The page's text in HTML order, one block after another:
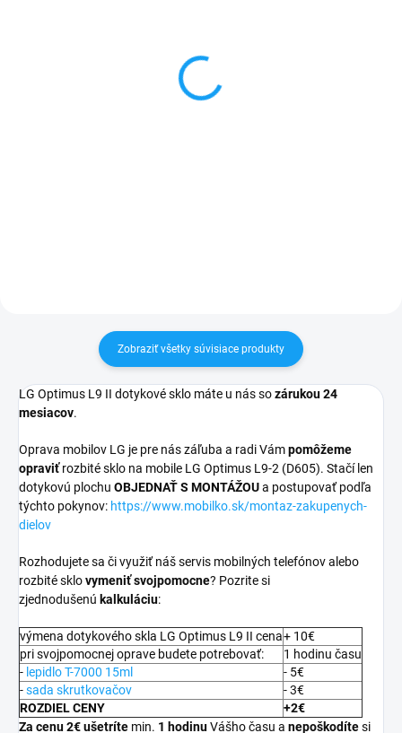
Zobraziť všetky súvisiace produkty
LG Optimus L9 II dotykové sklo máte u nás sozárukou 24
mesiacov.
Oprava mobilov LG je pre nás záľuba a radi Vámpomôžeme
opraviť rozbité sklo na mobile LG Optimus L9-2 (D605). Stačí len
dotykovú plochu OBJEDNAŤ S MONTÁŽOUa postupovať podľa
týchto pokynov: https://www.mobilko.sk/montaz-zakupenych-
dielov
Rozhodujete sa či využiť náš servis mobilných telefónov alebo
rozbité sklovymeniť svojpomocne? Pozrite si
zjednodušenú kalkuláciu:
výmena dotykového skla LG Optimus L9 II cena+ 10€
pri svojpomocnej oprave budete potrebovať:
1 hodinu času
- lepidlo T-7000 15ml
- 5€
-sada skrutkovačov
- 3€
ROZDIEL CENY
+2€
Za cenu 2€ ušetríte min. 1 hodinuVášho času a nepoškodítesi